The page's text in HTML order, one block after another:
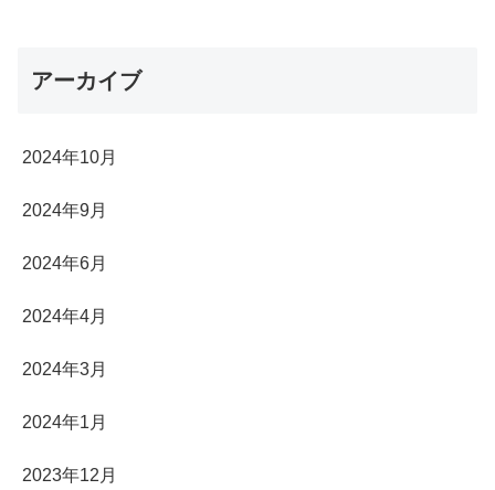
アーカイブ
2024年10月
2024年9月
2024年6月
2024年4月
2024年3月
2024年1月
2023年12月